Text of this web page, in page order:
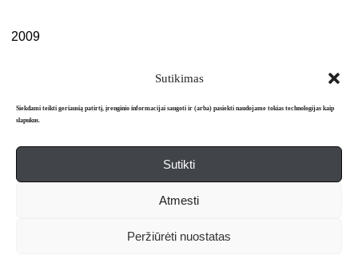
Sutikimas
Siekdami teikti geriausią patirtį, įrenginio informacijai saugoti ir (arba) pasiekti naudojame tokias technologijas kaip
slapukus.
Sutikti
Atmesti
Peržiūrėti nuostatas
2009
Apie mus Redakcija Prenumerata